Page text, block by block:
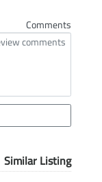
Comments
Similar Listing